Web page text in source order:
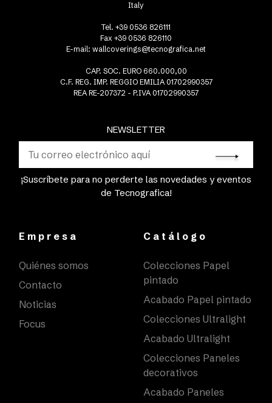
NEWSLETTER
¡Suscríbete para no perderte las novedades y eventos
de Tecnografica!
Italy
Tel. +39 0536 826111
Fax +39 0536 826110
E-mail: wallcoverings@tecnografica.net
CAP. SOC. EURO 660.000,00
C.F. REG. IMP. REGGIO EMILIA 01702990357
REA RE-207372 - P.IVA 01702990357
Empresa
Quiénes somos
Contacto
Noticias
Focus
Catálogo
Colecciones Papel
pintado
Acabado Papel pintado
Colecciones Ultralight
Acabado Ultralight
Colecciones Paneles
decorativos
Acabado Paneles